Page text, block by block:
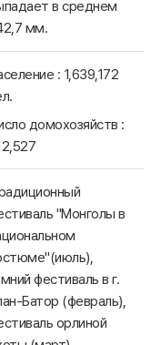
в среднем
мм.
: 1,639,172
домохозяйств :
"Монголы в
фестиваль в г.
Батор (февраль),
орлиной